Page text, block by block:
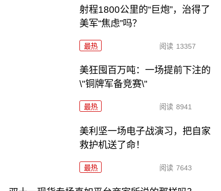
射程1800公里的“巨炮”，治得了
美军“焦虑”吗？
最热 阅读 13357
美狂囤百万吨：一场提前下注的
\"铜牌军备竞赛\"
最热 阅读 8941
美利坚一场电子战演习，把自家
救护机送了命！
最热 阅读 7643